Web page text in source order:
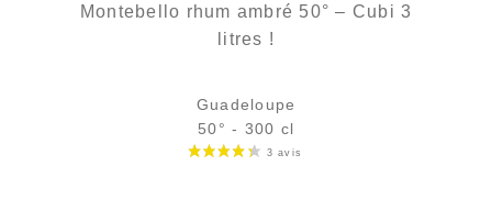
Montebello rhum ambré 50° – Cubi 3
litres !
Guadeloupe
50° - 300 cl